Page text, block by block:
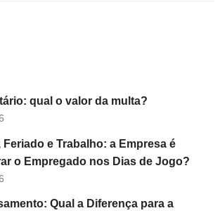
qual o valor da multa?
e Trabalho: a Empresa é
o Empregado nos Dias de Jogo?
Qual a Diferença para a